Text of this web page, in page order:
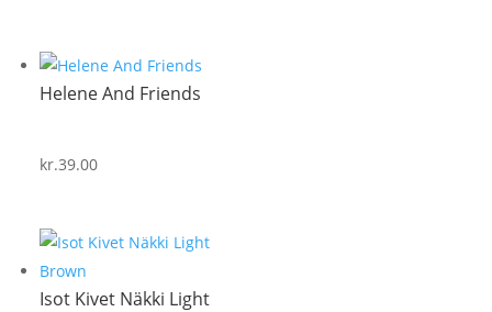
Helene And Friends
kr.39.00
Isot Kivet Näkki Light